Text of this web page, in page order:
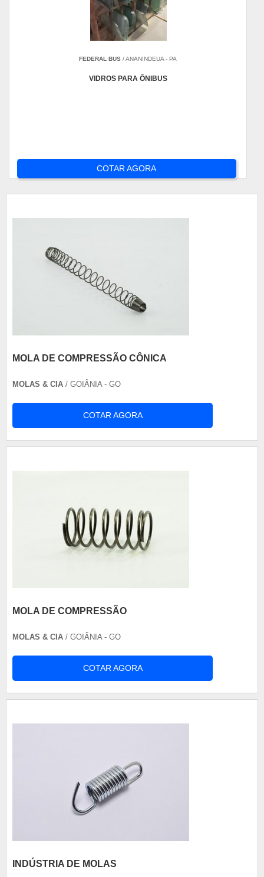
FEDERAL BUS / ANANINDEUA - PA
VIDROS PARA ÔNIBUS
COTAR AGORA
MOLA DE COMPRESSÃO CÔNICA
MOLAS & CIA / GOIÂNIA - GO
COTAR AGORA
MOLA DE COMPRESSÃO
MOLAS & CIA / GOIÂNIA - GO
COTAR AGORA
INDÚSTRIA DE MOLAS